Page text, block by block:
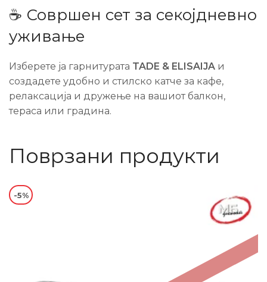
☕ Совршен сет за секојдневно
уживање
Изберете ја гарнитурата TADE & ELISAIJA и
создадете удобно и стилско катче за кафе,
релаксација и дружење на вашиот балкон,
тераса или градина.
Поврзани продукти
-5%